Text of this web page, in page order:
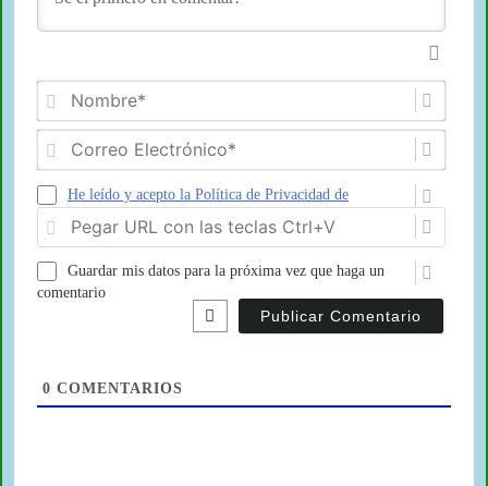
He leído y acepto la Política de Privacidad de
Guardar mis datos para la próxima vez que haga un
comentario
0 COMENTARIOS